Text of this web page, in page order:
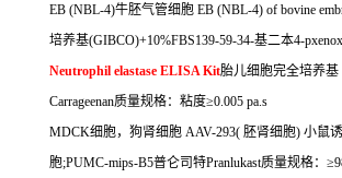
EB (NBL-4)牛胚气管细胞 EB (NBL-4) of bovine
培养基(GIBCO)+10%FBS139-59-34-基二本4-
Neutrophil elastase ELISA Kit胎儿细胞完全培养基
Carrageenan质量规格：粘度≥0.005 pa.s
MDCK细胞，狗肾细胞 AAV-293( 胚肾细胞) 小鼠
胞;PUMC-mips-B5普仑司特Pranlukast质量规格：≥